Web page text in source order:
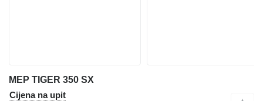
MEP TIGER 350 SX
Cijena na upit